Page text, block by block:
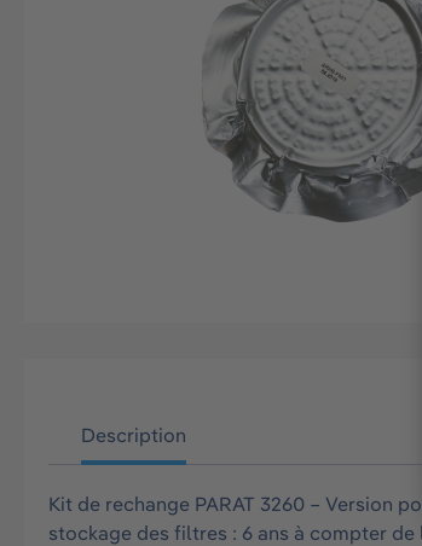
Description
Kit de rechange PARAT 3260 – Version
stockage des filtres : 6 ans à compter